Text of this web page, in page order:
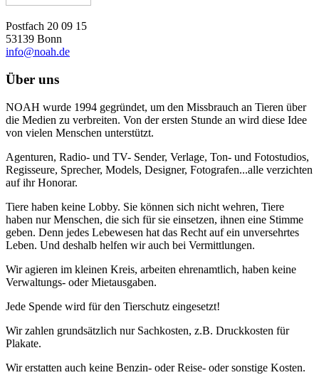
Postfach 20 09 15
53139 Bonn
info@noah.de
Über uns
NOAH wurde 1994 gegründet, um den Missbrauch an Tieren über
die Medien zu verbreiten. Von der ersten Stunde an wird diese Idee
von vielen Menschen unterstützt.
Agenturen, Radio- und TV- Sender, Verlage, Ton- und Fotostudios,
Regisseure, Sprecher, Models, Designer, Fotografen...alle verzichten
auf ihr Honorar.
Tiere haben keine Lobby. Sie können sich nicht wehren, Tiere
haben nur Menschen, die sich für sie einsetzen, ihnen eine Stimme
geben. Denn jedes Lebewesen hat das Recht auf ein unversehrtes
Leben. Und deshalb helfen wir auch bei Vermittlungen.
Wir agieren im kleinen Kreis, arbeiten ehrenamtlich, haben keine
Verwaltungs- oder Mietausgaben.
Jede Spende wird für den Tierschutz eingesetzt!
Wir zahlen grundsätzlich nur Sachkosten, z.B. Druckkosten für
Plakate.
Wir erstatten auch keine Benzin- oder Reise- oder sonstige Kosten.